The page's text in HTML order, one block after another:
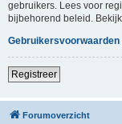
gebruikers. Lees voor
bijbehorend beleid.
Gebruikersvoorwaarden
Registreer
Forumoverzicht